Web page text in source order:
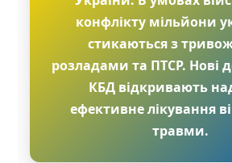
конфлікту мільйони
стикаються з
розладами та ПТСР. Нові
КБД відкривають
ефективне лікування
травми.